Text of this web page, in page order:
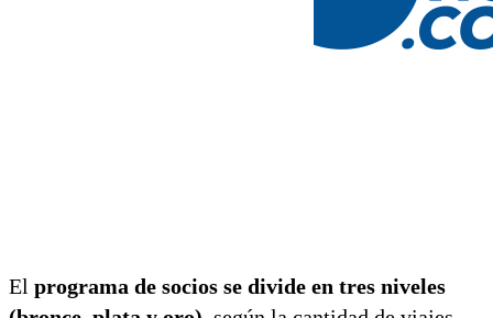
El programa de socios se divide en tres niveles